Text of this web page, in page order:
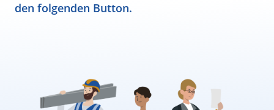
den folgenden Button.